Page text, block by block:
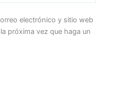
electrónico y sitio web
próxima vez que haga un